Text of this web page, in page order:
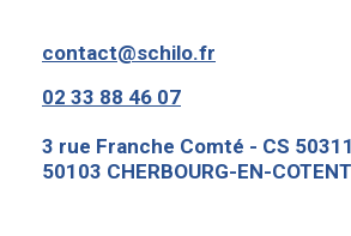
contact@schilo.fr
02 33 88 46 07
3 rue Franche Comté - CS 50311
50103 CHERBOURG-EN-